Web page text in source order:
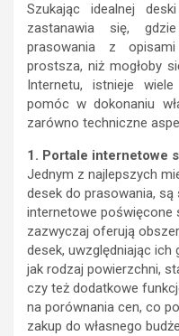
Szukając idealnej
zastanawia się,
prasowania z
prostsza, niż mogłoby
Internetu, istnieje
pomóc w dokonaniu
zarówno techniczne
1. Portale internetowe
Jednym z najlepszych
desek do prasowania,
internetowe poświęcone
zazwyczaj oferują
desek, uwzględniając ich
jak rodzaj powierzchni,
czy też dodatkowe
na porównania cen, co
zakup do własnego